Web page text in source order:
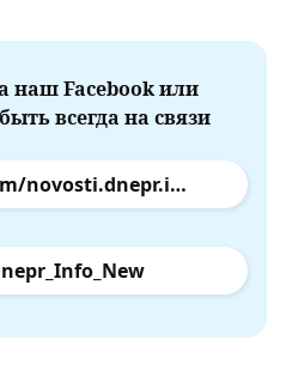
наш Facebook или
всегда на связи
facebook.com/novosti.dnepr.info